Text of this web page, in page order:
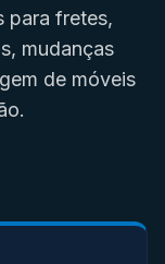
para fretes,
mudanças
de móveis